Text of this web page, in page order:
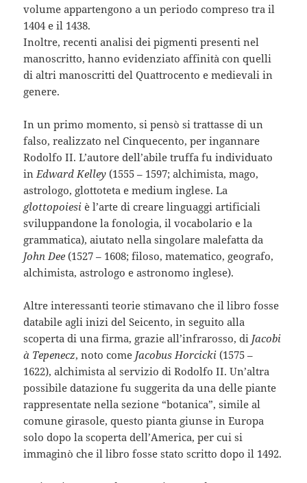
volume appartengono a un periodo compreso tra il
1404 e il 1438.
Inoltre, recenti analisi dei pigmenti presenti nel
manoscritto, hanno evidenziato affinità con quelli
di altri manoscritti del Quattrocento e medievali in
genere.
In un primo momento, si pensò si trattasse di un
falso, realizzato nel Cinquecento, per ingannare
Rodolfo II. L’autore dell’abile truffa fu individuato
in Edward Kelley (1555 – 1597; alchimista, mago,
astrologo, glottoteta e medium inglese. La
glottopoiesi è l’arte di creare linguaggi artificiali
sviluppandone la fonologia, il vocabolario e la
grammatica), aiutato nella singolare malefatta da
John Dee (1527 – 1608; filoso, matematico, geografo,
alchimista, astrologo e astronomo inglese).
Altre interessanti teorie stimavano che il libro fosse
databile agli inizi del Seicento, in seguito alla
scoperta di una firma, grazie all’infrarosso, di Jacobi
à Tepenecz, noto come Jacobus Horcicki (1575 –
1622), alchimista al servizio di Rodolfo II. Un’altra
possibile datazione fu suggerita da una delle piante
rappresentate nella sezione “botanica”, simile al
comune girasole, questo pianta giunse in Europa
solo dopo la scoperta dell’America, per cui si
immaginò che il libro fosse stato scritto dopo il 1492.